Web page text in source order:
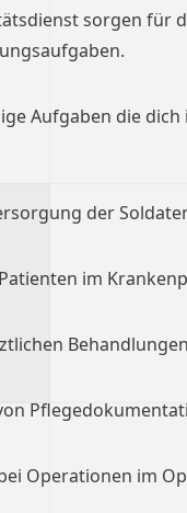
sorgen für
Aufgaben die
der
im
Behandlungen
Operationen im